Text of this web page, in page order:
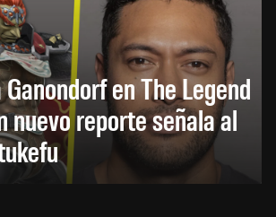
en The Legend
nuevo reporte señala al